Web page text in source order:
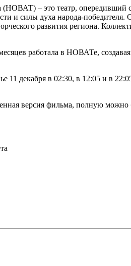
– это театр, опередивший
и силы духа народа-
развития региона.
работала в НОВАТе,
11 декабря в 02:30, в 12:05 и в
версия фильма, полную